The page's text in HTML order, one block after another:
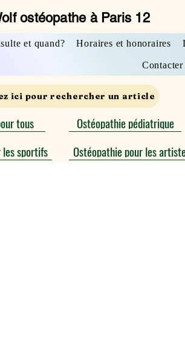
ostéopathe à Paris 12
et quand? Horaires et honoraires
ici pour rechercher un article
tous
les sportifs
Ostéopathie pédiatrique
Ostéopathie pour les